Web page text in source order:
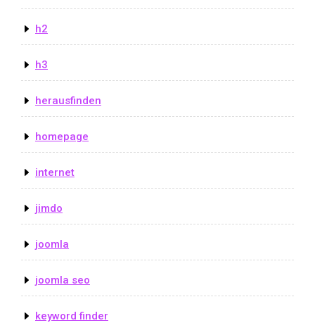
h2
h3
herausfinden
homepage
internet
jimdo
joomla
joomla seo
keyword finder